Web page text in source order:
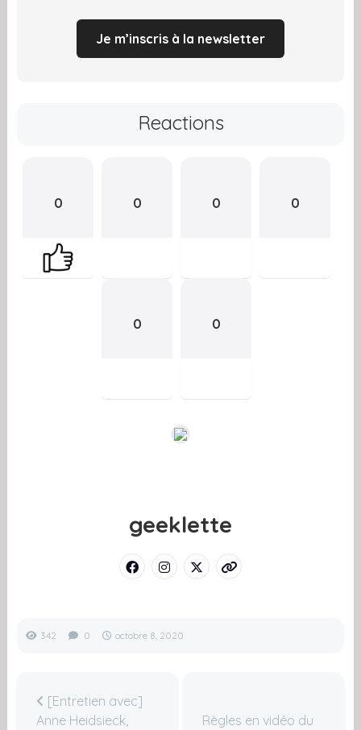
Je m’inscris à la newsletter
Reactions
0 0 0 0
0 0
geeklette
342 0 octobre 8, 2020
[Entretien avec]
Anne Heidsieck,
Règles en vidéo du